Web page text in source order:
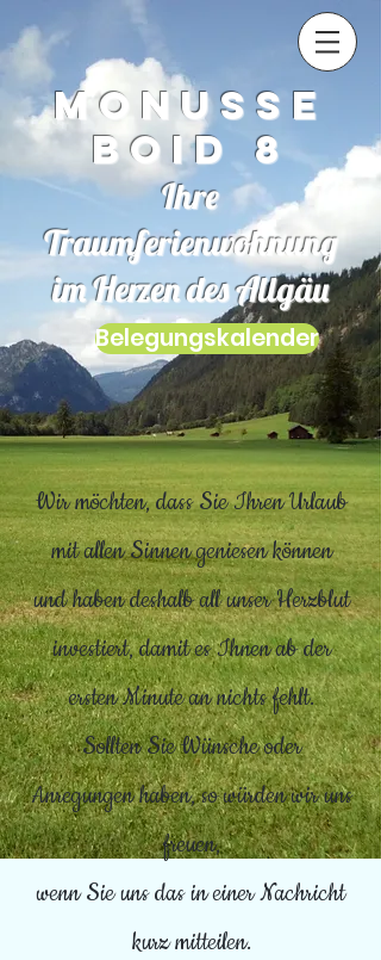
Monusse
Boid 8
Ihre
Traumferienwohnung
im Herzen des Allgäu
Belegungskalender
Wir möchten, dass Sie Ihren Urlaub
mit allen Sinnen geniesen können
und haben deshalb all unser Herzblut
investiert, damit es Ihnen ab der
ersten Minute an nichts fehlt.
Sollten Sie Wünsche oder
Anregungen haben, so würden wir uns
freuen,
wenn Sie uns das in einer Nachricht
kurz mitteilen.